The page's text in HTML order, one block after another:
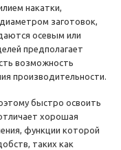
накатки,
заготовок,
осевым или
предполагает
возможность
производительности.
быстро освоить
хорошая
функции которой
таких как